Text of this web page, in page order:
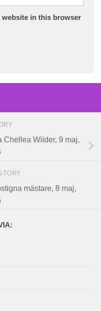
website in this browser
Chellea Wilder, 9 maj,
mästare, 8 maj,